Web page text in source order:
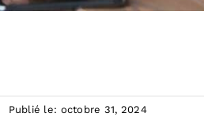
Publié le: octobre 31, 2024